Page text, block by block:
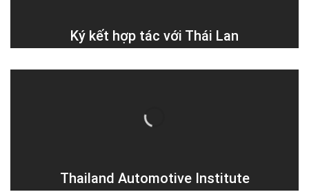
Ký kết hợp tác với Thái Lan
Thailand Automotive Institute